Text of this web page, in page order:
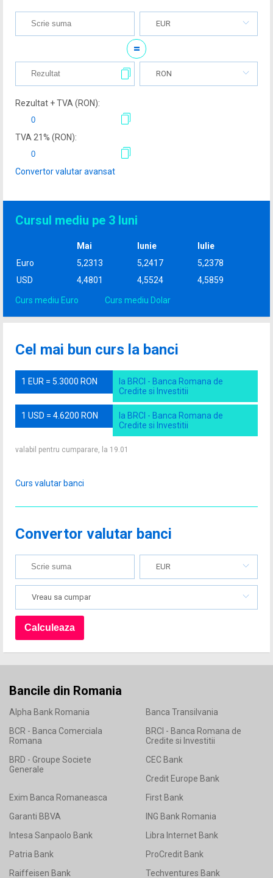
EUR
=
RON
Rezultat + TVA (RON):
TVA 21% (RON):
Convertor valutar avansat
Cursul mediu pe 3 luni
Mai Iunie
Iulie
Euro
5,2313 5,2417
5,2378
USD
4,4801 4,5524 4,5859
Curs mediu Euro Curs mediu Dolar
Cel mai bun curs la banci
1 EUR = 5.3000 RON
la BRCI - Banca Romana de
Credite si Investitii
1 USD = 4.6200 RON
la BRCI - Banca Romana de
Credite si Investitii
valabil pentru cumparare, la 19.01
Curs valutar banci
Convertor valutar banci
EUR
Vreau sa cumpar
Bancile din Romania
Alpha Bank Romania
Banca Transilvania
BCR - Banca Comerciala
Romana
BRCI - Banca Romana de
Credite si Investitii
BRD - Groupe Societe
Generale
CEC Bank
Credit Europe Bank
Exim Banca Romaneasca
First Bank
Garanti BBVA
ING Bank Romania
Intesa Sanpaolo Bank
Libra Internet Bank
Patria Bank
ProCredit Bank
Raiffeisen Bank
Techventures Bank